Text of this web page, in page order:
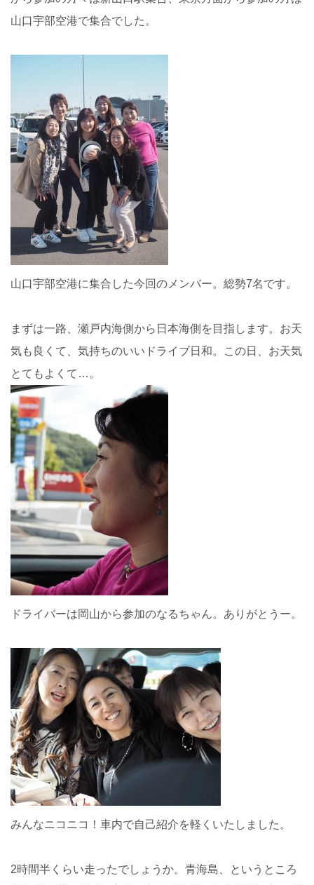
山口宇部空港で集合でした。
山口宇部空港に集合した今回のメンバー。総勢7名です。
まずは一路、瀬戸内海側から日本海側を目指します。お天
気も良くて、気持ちのいいドライブ日和。この日、お天気
とてもよくて…。
ドライバーは岡山から参加のなるちゃん。ありがとうー。
みんなニコニコ！車内で自己紹介を軽くいたしました。
2時間半くらい走ったでしょうか。青海島、というところ